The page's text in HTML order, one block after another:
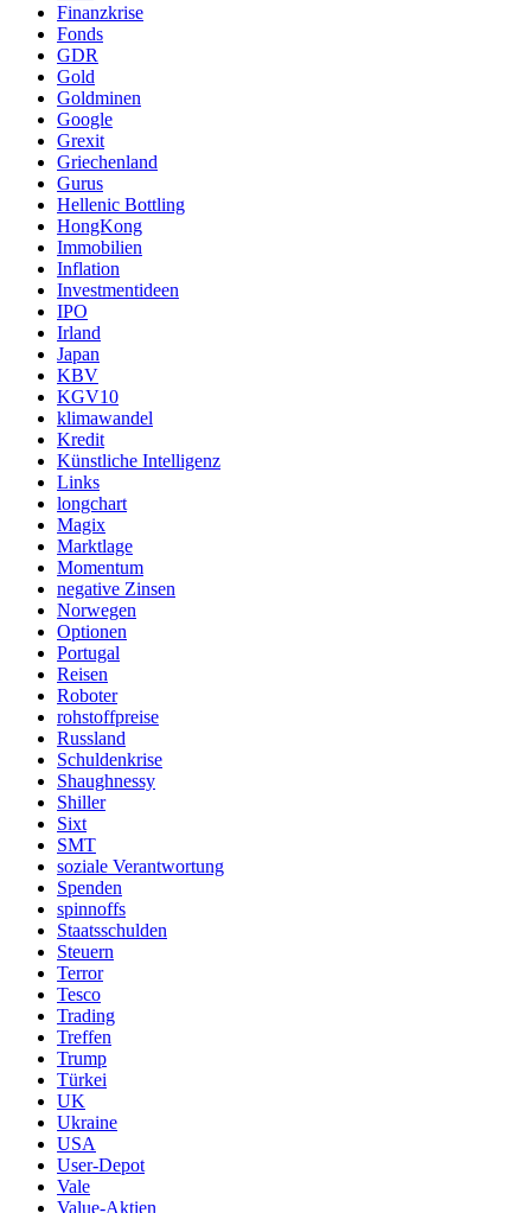
Finanzkrise
Fonds
GDR
Gold
Goldminen
Google
Grexit
Griechenland
Gurus
Hellenic Bottling
HongKong
Immobilien
Inflation
Investmentideen
IPO
Irland
Japan
KBV
KGV10
klimawandel
Kredit
Künstliche Intelligenz
Links
longchart
Magix
Marktlage
Momentum
negative Zinsen
Norwegen
Optionen
Portugal
Reisen
Roboter
rohstoffpreise
Russland
Schuldenkrise
Shaughnessy
Shiller
Sixt
SMT
soziale Verantwortung
Spenden
spinnoffs
Staatsschulden
Steuern
Terror
Tesco
Trading
Treffen
Trump
Türkei
UK
Ukraine
USA
User-Depot
Vale
Value-Aktien